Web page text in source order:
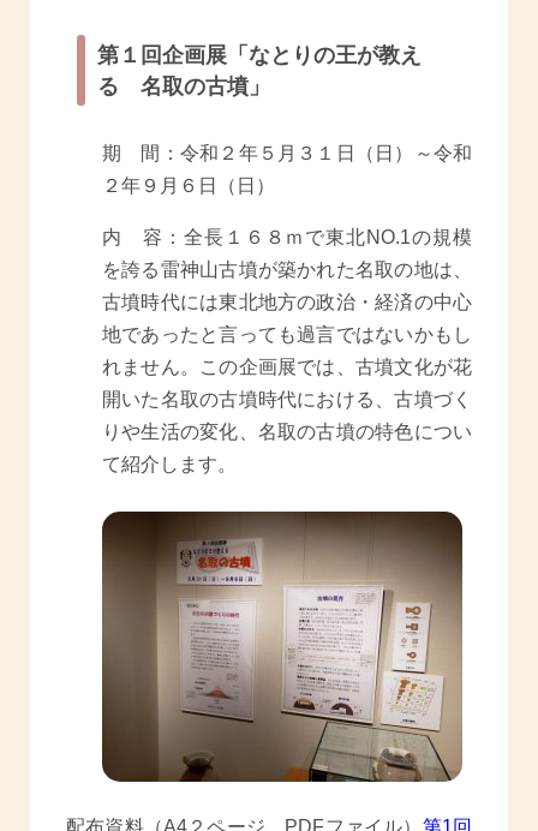
第１回企画展「なとりの王が教え
る 名取の古墳」
期 間：令和２年５月３１日（日）～令和
２年９月６日（日）
内 容：全長１６８ｍで東北NO.1の規模
を誇る雷神山古墳が築かれた名取の地は、
古墳時代には東北地方の政治・経済の中心
地であったと言っても過言ではないかもし
れません。この企画展では、古墳文化が花
開いた名取の古墳時代における、古墳づく
りや生活の変化、名取の古墳の特色につい
て紹介します。